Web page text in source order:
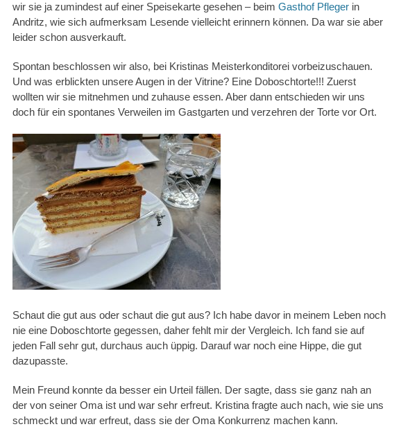
wir sie ja zumindest auf einer Speisekarte gesehen – beim Gasthof Pfleger in
Andritz, wie sich aufmerksam Lesende vielleicht erinnern können. Da war sie aber
leider schon ausverkauft.
Spontan beschlossen wir also, bei Kristinas Meisterkonditorei vorbeizuschauen.
Und was erblickten unsere Augen in der Vitrine? Eine Doboschtorte!!! Zuerst
wollten wir sie mitnehmen und zuhause essen. Aber dann entschieden wir uns
doch für ein spontanes Verweilen im Gastgarten und verzehren der Torte vor Ort.
Schaut die gut aus oder schaut die gut aus? Ich habe davor in meinem Leben noch
nie eine Doboschtorte gegessen, daher fehlt mir der Vergleich. Ich fand sie auf
jeden Fall sehr gut, durchaus auch üppig. Darauf war noch eine Hippe, die gut
dazupasste.
Mein Freund konnte da besser ein Urteil fällen. Der sagte, dass sie ganz nah an
der von seiner Oma ist und war sehr erfreut. Kristina fragte auch nach, wie sie uns
schmeckt und war erfreut, dass sie der Oma Konkurrenz machen kann.